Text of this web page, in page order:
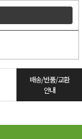
배송/반품/교환
안내